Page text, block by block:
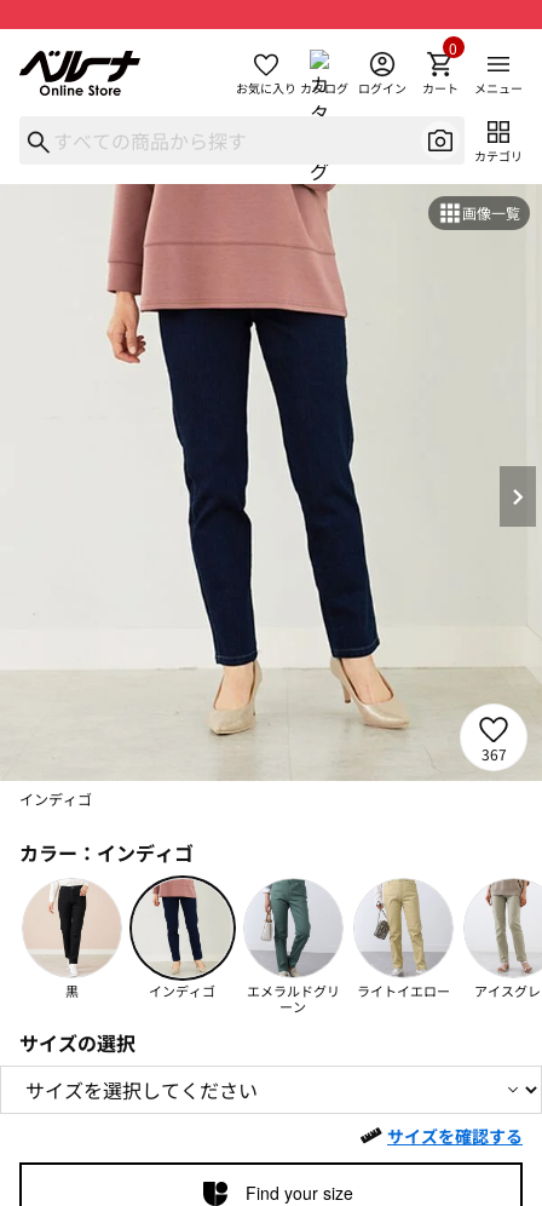
お気に入り カタログ ログイン カート
0
メニュー
カテゴリ
画像一覧
367
インディゴ
カラー： インディゴ
黒 インディゴ
エメラルドグリ
ーン
ライトイエロー アイスグ
サイズの選択
サイズを確認する
Find your size